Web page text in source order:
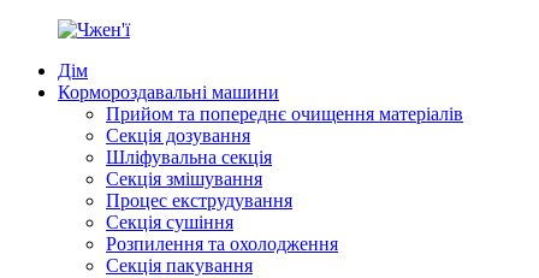
Дім
Кормороздавальні машини
Прийом та попереднє очищення матеріалів
Секція дозування
Шліфувальна секція
Секція змішування
Процес екструдування
Секція сушіння
Розпилення та охолодження
Секція пакування